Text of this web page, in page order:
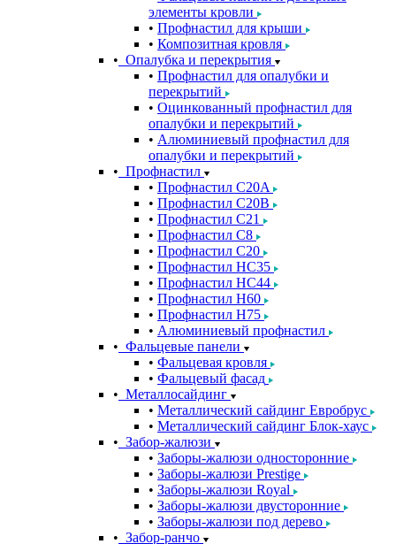
элементы кровли
Профнастил для крыши
Композитная кровля
Опалубка и перекрытия
Профнастил для опалубки и
перекрытий
Оцинкованный профнастил для
опалубки и перекрытий
Алюминиевый профнастил для
опалубки и перекрытий
Профнастил
Профнастил С20A
Профнастил С20B
Профнастил С21
Профнастил С8
Профнастил С20
Профнастил НС35
Профнастил НС44
Профнастил Н60
Профнастил Н75
Алюминиевый профнастил
Фальцевые панели
Фальцевая кровля
Фальцевый фасад
Металлосайдинг
Металлический сайдинг Евробрус
Металлический сайдинг Блок-хаус
Забор-жалюзи
Заборы-жалюзи односторонние
Заборы-жалюзи Prestige
Заборы-жалюзи Royal
Заборы-жалюзи двусторонние
Заборы-жалюзи под дерево
Забор-ранчо